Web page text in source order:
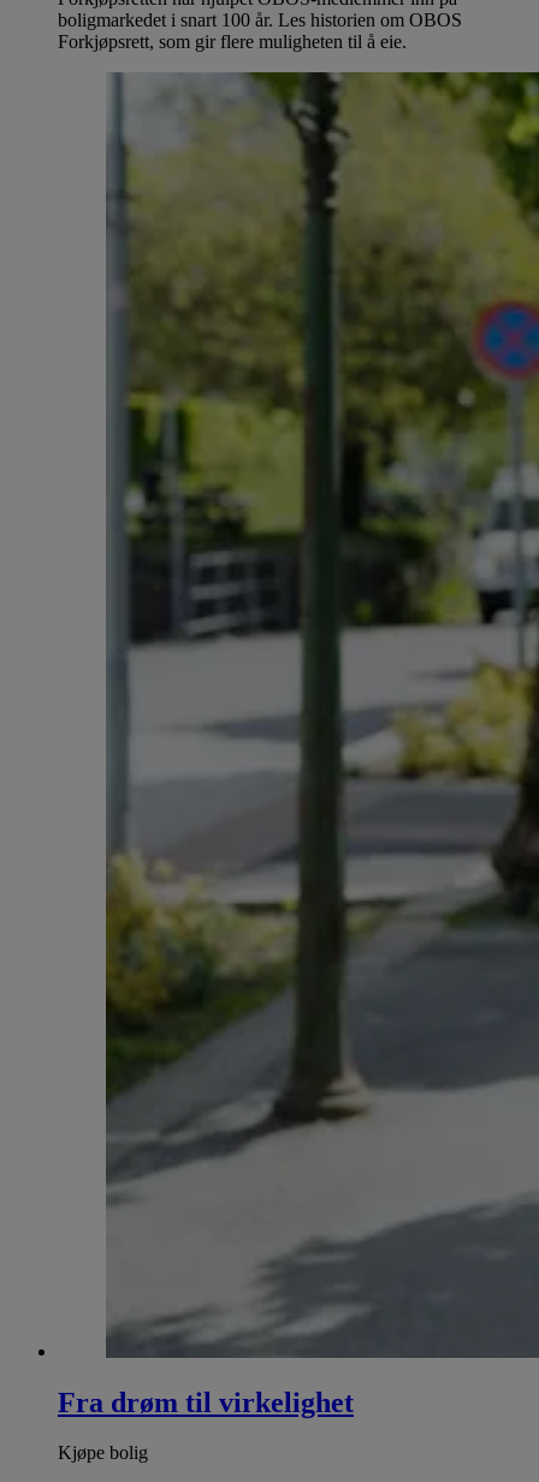
boligmarkedet i snart 100 år. Les historien om OBOS
Forkjøpsrett, som gir flere muligheten til å eie.
Fra drøm til virkelighet
Kjøpe bolig